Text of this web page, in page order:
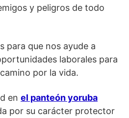
y peligros de todo
para que nos ayude a
laborales para
por la vida.
en el panteón yoruba
por su carácter protector